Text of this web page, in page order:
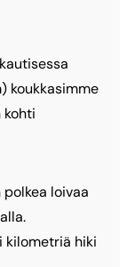
koukkasimme
kohti
loivaa
kilometriä hiki